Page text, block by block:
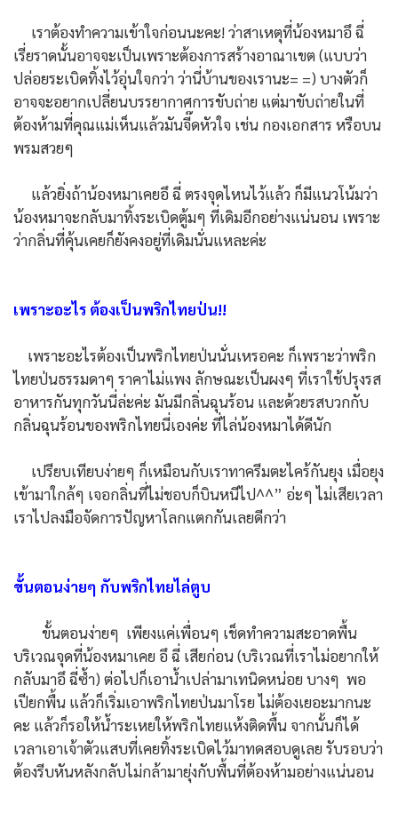
เราต้องทำความเข้าใจก่อนนะคะ! ว่าสาเหตุที่น้องหมาอึ ฉี่
เรี่ยราดนั้นอาจจะเป็นเพราะต้องการสร้างอาณาเขต (แบบว่า
ปล่อยระเบิดทิ้งไว้อุ่นใจกว่า ว่านี่บ้านของเรานะ= =) บางตัวก็
อาจจะอยากเปลี่ยนบรรยากาศการขับถ่าย แต่มาขับถ่ายในที่
ต้องห้ามที่คุณแม่เห็นแล้วมันจี๊ดหัวใจ เช่น กองเอกสาร หรือบน
พรมสวยๆ
แล้วยิ่งถ้าน้องหมาเคยอึ ฉี่ ตรงจุดไหนไว้แล้ว ก็มีแนวโน้มว่า
น้องหมาจะกลับมาทิ้งระเบิดตู้มๆ ที่เดิมอีกอย่างแน่นอน เพราะ
ว่ากลิ่นที่คุ้นเคยก็ยังคงอยู่ที่เดิมนั่นแหละค่ะ
เพราะอะไร­ ต้องเป็นพริกไทยป่น!!
เพราะอะไรต้องเป็นพริกไทยป่นนั่นเหรอคะ ก็เพราะว่าพริก
ไทยป่นธรรมดาๆ ราคาไม่แพง ลักษณะเป็นผงๆ ที่เราใช้ปรุงรส
อาหารกันทุกวันนี่ล่ะค่ะ มันมีกลิ่นฉุนร้อน และด้วยรสบวกกับ
กลิ่นฉุนร้อนของพริกไทยนี่เองค่ะ ที่ไล่น้องหมาได้ดีนัก
เปรียบเทียบง่ายๆ ก็เหมือนกับเราทาครีมตะไคร้กันยุง เมื่อยุง
เข้ามาใกล้ๆ เจอกลิ่นที่ไม่ชอบก็บินหนีไป^^” อ่ะๆ ไม่เสียเวลา
เราไปลงมือจัดการปัญหาโลกแตกกันเลยดีกว่า
ขั้นตอนง่ายๆ กับพริกไทยไล่ตูบ
ขั้นตอนง่ายๆ เพียงแค่เพื่อนๆ เช็ดทำความสะอาดพื้น
บริเวณจุดที่น้องหมาเคย อึ ฉี่ เสียก่อน (บริเวณที่เราไม่อยากให้
กลับมาอึ ฉี่ซ้ำ) ต่อไปก็เอาน้ำเปล่ามาเทนิดหน่อย บางๆ พอ
เปียกพื้น แล้วก็เริ่มเอาพริกไทยป่นมาโรย ไม่ต้องเยอะมากนะ
คะ แล้วก็รอให้น้ำระเหยให้พริกไทยแห้งติดพื้น จากนั้นก็ได้
เวลาเอาเจ้าตัวแสบที่เคยทิ้งระเบิดไว้มาทดสอบดูเลย รับรอบว่า
ต้องรีบหันหลังกลับไม่กล้ามายุ่งกับพื้นที่ต้องห้ามอย่างแน่นอน